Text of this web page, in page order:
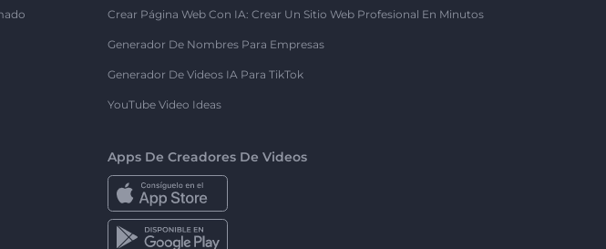
Crear Página Web Con IA: Crear Un Sitio Web Profesional En Minutos
Generador De Nombres Para Empresas
Generador De Videos IA Para TikTok
YouTube Video Ideas
Apps De Creadores De Videos